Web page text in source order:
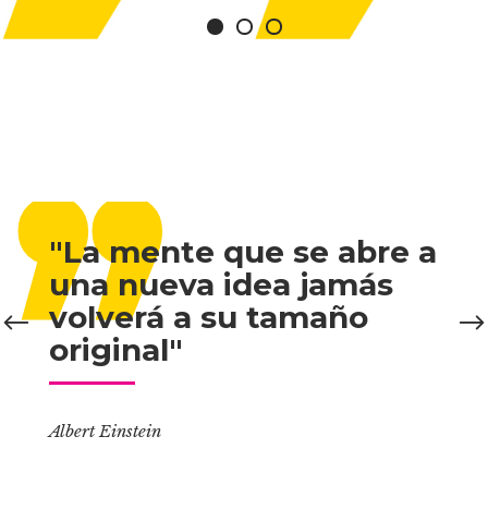
,,
"La mente que se abre a
una nueva idea jamás
volverá a su tamaño
original"
Albert Einstein